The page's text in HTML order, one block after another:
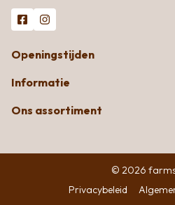
Openingstijden
Informatie
Ons assortiment
© 2026
Privacybeleid